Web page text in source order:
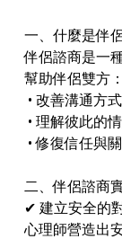
一、什麼是伴
伴侶諮商是一
幫助伴侶雙方：
• 改善溝通方式
• 理解彼此的
• 修復信任與
二、伴侶諮商
✔ 建立安全的
心理師營造出